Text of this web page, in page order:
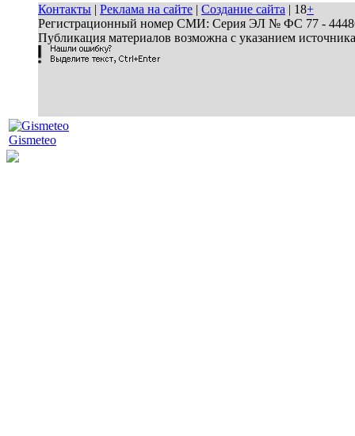
Контакты | Реклама на сайте | Создание сайта | 18+
Регистрационный номер СМИ: Серия ЭЛ № ФС 77 - 44486
Публикация материалов возможна с указанием
Gismeteo